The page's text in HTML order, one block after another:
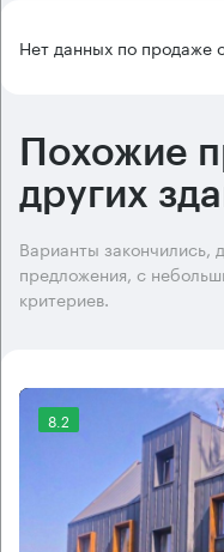
Нет данных по продаже
Похожие
других
Варианты закончились,
предложения, с
критериев.
8.2